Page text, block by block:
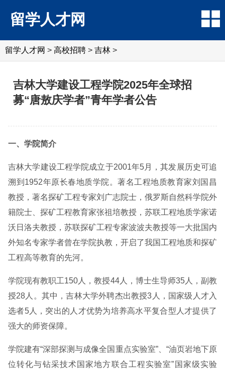
留学人才网
留学人才网 > 高校招聘 > 吉林 >
吉林大学建设工程学院2025年全球招
募“唐敖庆学者”青年学者公告
一、学院简介
吉林大学建设工程学院成立于2001年5月，其发展历史可追
溯到1952年原长春地质学院。著名工程地质教育家刘国昌
教授，著名探矿工程专家刘广志院士，俄罗斯自然科学院外
籍院士、探矿工程教育家张祖培教授，苏联工程地质学家诺
沃日洛夫教授，苏联探矿工程专家波波夫教授等一大批国内
外知名专家学者曾在学院执教，开启了我国工程地质和探矿
工程高等教育的先河。
学院现有教职工150人，教授44人，博士生导师35人，副教
授28人。其中，吉林大学外聘杰出教授3人，国家级人才入
选者5人，突出的人才优势为培养高水平复合型人才提供了
强大的师资保障。
学院建有“深部探测与成像全国重点实验室”、“油页岩地下原
位转化与钻采技术国家地方联合工程实验室”国家级实验